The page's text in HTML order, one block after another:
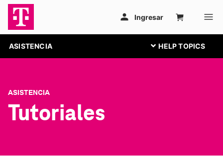
ASISTENCIA
ASISTENCIA
Tutoriales